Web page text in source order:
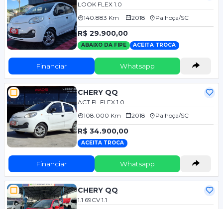
LOOK FLEX 1.0
140.883 Km
2018 Palhoça/SC
R$ 29.900,00
ABAIXO DA FIPE ACEITA TROCA
Financiar Whatsapp
CHERY QQ
ACT FL FLEX 1.0
108.000 Km
2018 Palhoça/SC
R$ 34.900,00
ACEITA TROCA
Financiar Whatsapp
CHERY QQ
1.1 69CV 1.1